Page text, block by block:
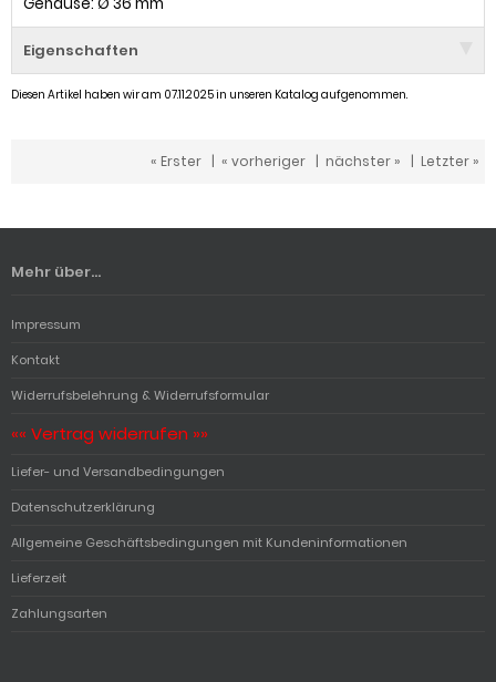
Eigenschaften
Diesen Artikel haben wir am 07.11.2025 in unseren Katalog aufgenommen.
« Erster | « vorheriger | nächster » | Letzter »
Mehr über...
Impressum
Kontakt
Widerrufsbelehrung & Widerrufsformular
«« Vertrag widerrufen »»
Liefer- und Versandbedingungen
Datenschutzerklärung
Allgemeine Geschäftsbedingungen mit Kundeninformationen
Lieferzeit
Zahlungsarten